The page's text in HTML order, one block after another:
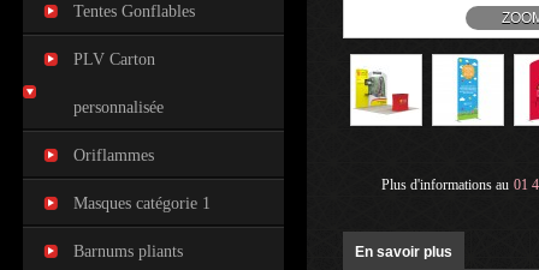
Tentes Gonflables
PLV Carton
personnalisée
Oriflammes
Masques catégorie 1
Barnums pliants
Plus d'informations au 01
En savoir plus